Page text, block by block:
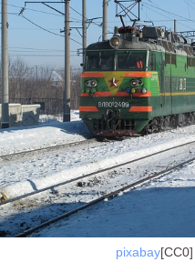
pixabay[CC0]